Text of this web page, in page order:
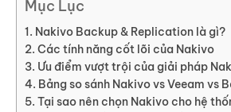
Mục Lục
Nakivo Backup & Replication là gì?
Các tính năng cốt lõi của Nakivo
Ưu điểm vượt trội của giải pháp
Bảng so sánh Nakivo vs Veeam vs
Tại sao nên chọn Nakivo cho hệ